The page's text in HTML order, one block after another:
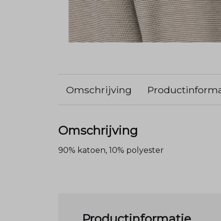
Omschrijving
Omschrijving
90% katoen, 10% polyester